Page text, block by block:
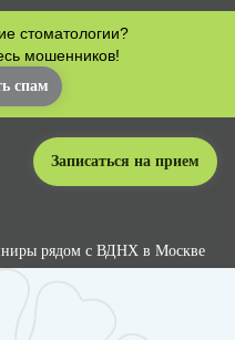
стоматологии?
мошенников!
спам
Записаться на прием
рядом с ВДНХ в Москве